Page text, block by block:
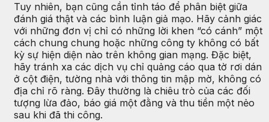
Tuy nhiên, bạn cũng cần tỉnh táo để phân biệt giữa
đánh giá thật và các bình luận giả mạo. Hãy cảnh giác
với những đơn vị chỉ có những lời khen “có cánh” một
cách chung chung hoặc những công ty không có bất
kỳ sự hiện diện nào trên không gian mạng. Đặc biệt,
hãy tránh xa các dịch vụ chỉ quảng cáo qua tờ rơi dán
ở cột điện, tường nhà với thông tin mập mờ, không có
địa chỉ rõ ràng. Đây thường là chiêu trò của các đối
tượng lừa đảo, báo giá một đằng và thu tiền một nẻo
sau khi đã thi công.